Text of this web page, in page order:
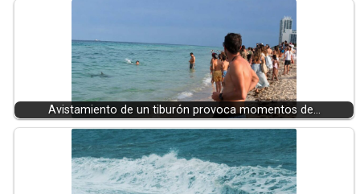
Avistamiento de un tiburón provoca momentos de…